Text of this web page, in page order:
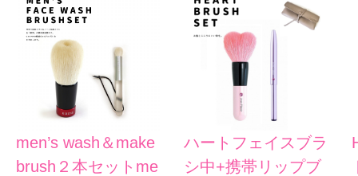
men’s wash＆make
brush２本セットme
ハートフェイスブラ
シ中+携帯リップブ